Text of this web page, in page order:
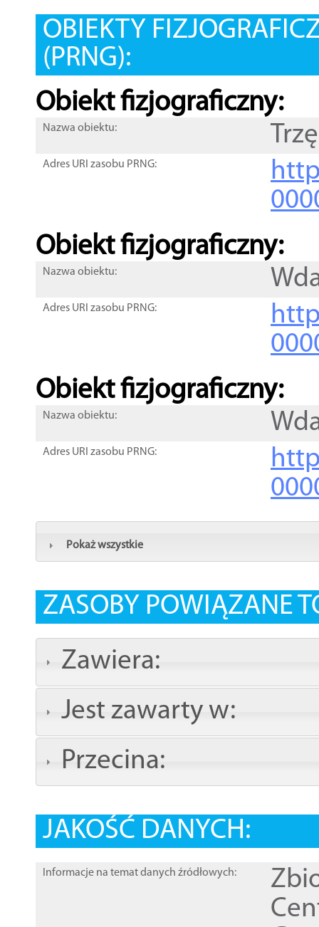
OBIEKTY
(PRNG):
Obiekt fizjograficzny:
Nazwa obiektu:
Adres URI zasobu PRNG:
Obiekt fizjograficzny:
Nazwa obiektu:
Adres URI zasobu PRNG:
Obiekt fizjograficzny:
Nazwa obiektu:
Adres URI zasobu PRNG:
Pokaż wszystkie
ZASOBY POWIĄZANE
Zawiera:
Jest zawarty w:
Przecina:
JAKOŚĆ DANYCH:
Informacje na temat danych źródłowych: